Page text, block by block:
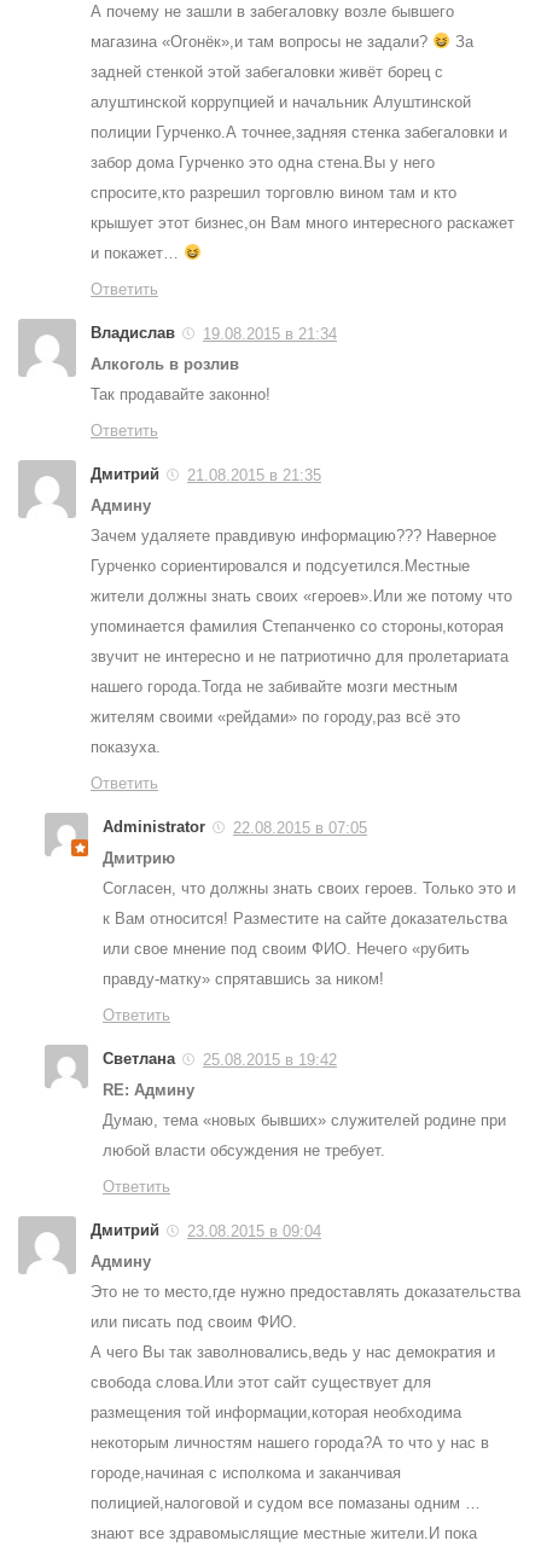
А почему не зашли в забегаловку возле бывшего
магазина «Огонёк»,и там вопросы не задали?
За
задней стенкой этой забегаловки живёт борец с
алуштинской коррупцией и начальник Алуштинской
полиции Гурченко.А точнее,задняя стенка забегаловки и
забор дома Гурченко это одна стена.Вы у него
спросите,кто разрешил торговлю вином там и кто
крышует этот бизнес,он Вам много интересного раскажет
и покажет…
Ответить
Владислав
19.08.2015 в 21:34
Алкоголь в розлив
Так продавайте законно!
Ответить
Дмитрий
21.08.2015 в 21:35
Админу
Зачем удаляете правдивую информацию??? Наверное
Гурченко сориентировался и подсуетился.Местные
жители должны знать своих «героев».Или же потому что
упоминается фамилия Степанченко со стороны,которая
звучит не интересно и не патриотично для пролетариата
нашего города.Тогда не забивайте мозги местным
жителям своими «рейдами» по городу,раз всё это
показуха.
Ответить
Administrator
22.08.2015 в 07:05
Дмитрию
Согласен, что должны знать своих героев. Только это и
к Вам относится! Разместите на сайте доказательства
или свое мнение под своим ФИО. Нечего «рубить
правду-матку» спрятавшись за ником!
Ответить
Светлана
25.08.2015 в 19:42
RE: Админу
Думаю, тема «новых бывших» служителей родине при
любой власти обсуждения не требует.
Ответить
Дмитрий
23.08.2015 в 09:04
Админу
Это не то место,где нужно предоставлять доказательства
или писать под своим ФИО.
А чего Вы так заволновались,ведь у нас демократия и
свобода слова.Или этот сайт существует для
размещения той информации,которая необходима
некоторым личностям нашего города?А то что у нас в
городе,начиная с исполкома и заканчивая
полицией,налоговой и судом все помазаны одним …
знают все здравомыслящие местные жители.И пока